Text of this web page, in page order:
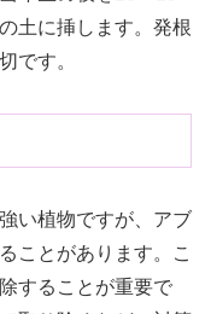
土に挿します。発根
です。
い植物ですが、アブ
ことがあります。こ
することが重要で